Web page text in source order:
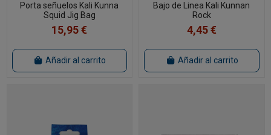
Porta señuelos Kali Kunna
Squid Jig Bag
15,95 €
Añadir al carrito
Bajo de Linea Kali Kunnan
Rock
4,45 €
Añadir al carrito